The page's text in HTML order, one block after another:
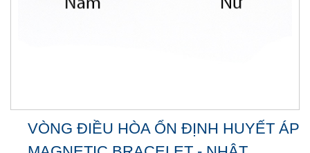
VÒNG ĐIỀU HÒA ỔN ĐỊNH HUYẾT ÁP